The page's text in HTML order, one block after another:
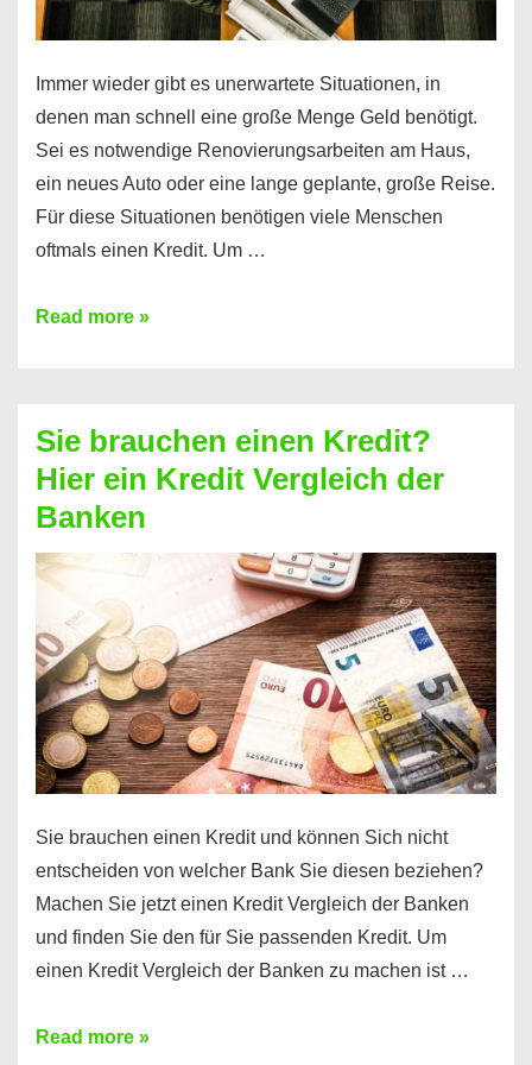
Immer wieder gibt es unerwartete Situationen, in
denen man schnell eine große Menge Geld benötigt.
Sei es notwendige Renovierungsarbeiten am Haus,
ein neues Auto oder eine lange geplante, große Reise.
Für diese Situationen benötigen viele Menschen
oftmals einen Kredit. Um …
Brauchen
Summe
Geld?
Hier
einen
10000
Euro
Kredit
finden
Read more »
Sie brauchen einen Kredit?
Hier ein Kredit Vergleich der
Banken
Sie brauchen einen Kredit und können Sich nicht
entscheiden von welcher Bank Sie diesen beziehen?
Machen Sie jetzt einen Kredit Vergleich der Banken
und finden Sie den für Sie passenden Kredit. Um
einen Kredit Vergleich der Banken zu machen ist …
Sie
Read more »